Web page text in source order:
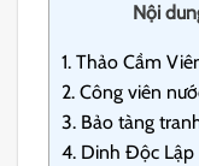
Nội
1. Thảo Cầm
2. Công viên
3. Bảo tàng
4. Dinh Độc Lập